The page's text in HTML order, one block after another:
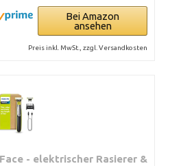
Bei Amazon
ansehen
Preis inkl. MwSt., zzgl. Versandkosten
- elektrischer Rasierer &